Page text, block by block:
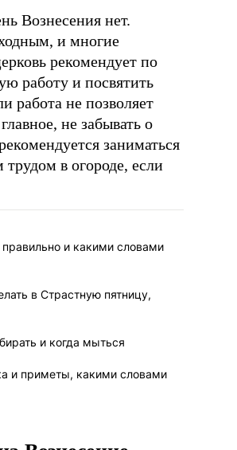
Вознесения нет.
и многие
рекомендует по
работу и посвятить
работа не позволяет
не забывать о
заниматься
в огороде, если
и какими словами
в Страстную пятницу,
и когда мыться
и приметы, какими словами